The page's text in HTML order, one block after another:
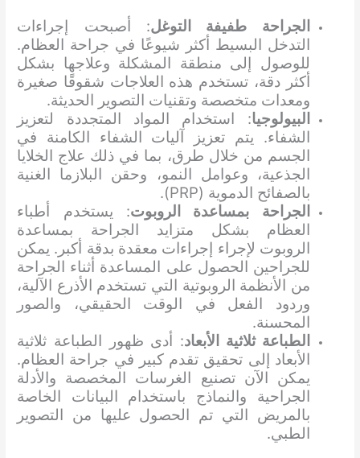
الجراحة طفيفة التوغل: أصبحت إجراءات
التدخل البسيط أكثر شيوعًا في جراحة العظام.
للوصول إلى منطقة المشكلة وعلاجها بشكل
أكثر دقة، تستخدم هذه العلاجات شقوقًا صغيرة
ومعدات متخصصة وتقنيات التصوير الحديثة.
البيولوجيا: استخدام المواد المتجددة لتعزيز
الشفاء. يتم تعزيز آليات الشفاء الكامنة في
الجسم من خلال طرق، بما في ذلك علاج الخلايا
الجذعية، وعوامل النمو، وحقن البلازما الغنية
بالصفائح الدموية (PRP).
الجراحة بمساعدة الروبوت: يستخدم أطباء
العظام بشكل متزايد الجراحة بمساعدة
الروبوت لإجراء إجراءات معقدة بدقة أكبر. يمكن
للجراحين الحصول على المساعدة أثناء الجراحة
من الأنظمة الروبوتية التي تستخدم الأذرع الآلية،
وردود الفعل في الوقت الحقيقي، والصور
المحسنة.
الطباعة ثلاثية الأبعاد: أدى ظهور الطباعة ثلاثية
الأبعاد إلى تحقيق تقدم كبير في جراحة العظام.
يمكن الآن تصنيع الغرسات المخصصة والأدلة
الجراحية والنماذج باستخدام البيانات الخاصة
بالمريض التي تم الحصول عليها من التصوير
الطبي.